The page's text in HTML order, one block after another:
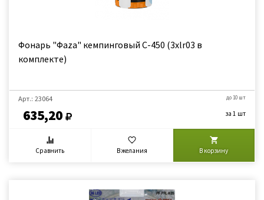
Фонарь "Фаzа" кемпинговый С-450 (3хlr03 в
комплекте)
Арт.: 23064
635,20
до 10 шт
за 1 шт
Сравнить В желания В корзину